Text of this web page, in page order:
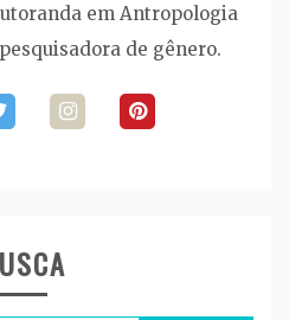
em Antropologia
de gênero.